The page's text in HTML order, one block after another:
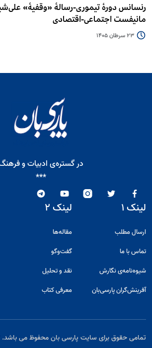
رنسانس دورۀ تیموری-رسالۀ «وقفیۀ»
مانیفست اجتماعی-اقتصادی
23 سرطان 1405
در گستره‌ی ادبیات و
***
لینک ۱
ارسال مطلب
تماس با ما
شیوه‌نامه‌ی نگارش
آفرینش‌گران پارسی‌بان
لینک ۲
مقاله‌ها
گفت‌و‌گو
نقد و تحلیل
معرفی کتاب
تمامی حقوق برای سایت پارسی بان محفوظ می باشد. ۱۴۰۲